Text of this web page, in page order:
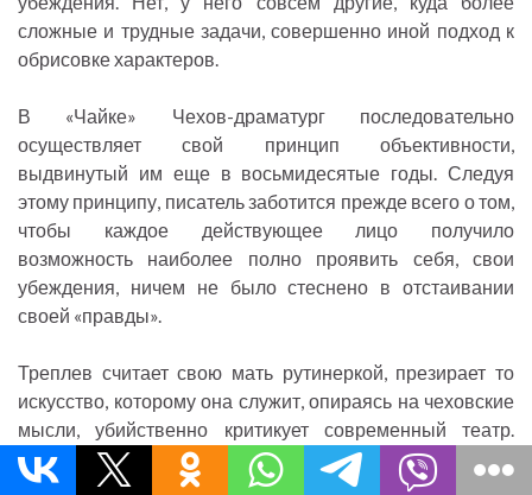
сложные и трудные задачи, совершенно иной подход к
обрисовке характеров.
В «Чайке» Чехов-драматург последовательно
осуществляет свой принцип объективности,
выдвинутый им еще в восьмидесятые годы. Следуя
этому принципу, писатель заботится прежде всего о том,
чтобы каждое действующее лицо получило
возможность наиболее полно проявить себя, свои
убеждения, ничем не было стеснено в отстаивании
своей «правды».
Треплев считает свою мать рутинеркой, презирает то
искусство, которому она служит, опираясь на чеховские
мысли, убийственно критикует современный театр.
Однако в «Чайке» нет ничего, что подтвердило бы
треплевские филиппики и тем самым дало возможность